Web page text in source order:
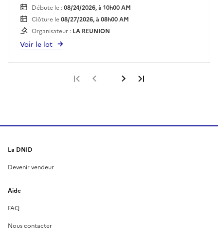
Débute le :08/24/2026, à 10h00 AM
Clôture le08/27/2026, à 08h00 AM
Organisateur : LA REUNION
Voir le lot
Première page
Page précédente
Page suivante
La DNID
Devenir vendeur
Aide
FAQ
Nous contacter